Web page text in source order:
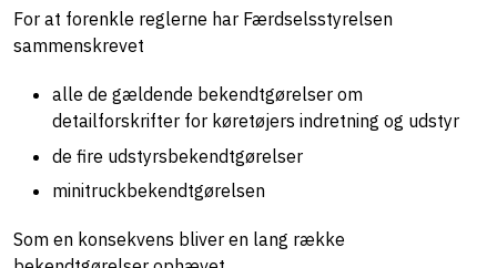
For at forenkle reglerne har Færdselsstyrelsen
sammenskrevet
alle de gældende bekendtgørelser om
detailforskrifter for køretøjers indretning og udstyr
de fire udstyrsbekendtgørelser
minitruckbekendtgørelsen
Som en konsekvens bliver en lang række